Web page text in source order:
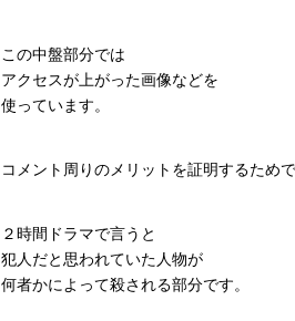
この中盤部分では
アクセスが上がった画像などを
使っています。
コメント周りのメリットを証明するためで
２時間ドラマで言うと
犯人だと思われていた人物が
何者かによって殺される部分です。